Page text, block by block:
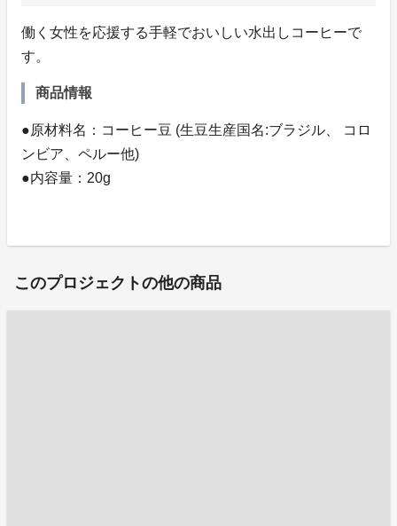
働く女性を応援する手軽でおいしい水出しコーヒーで
す。
商品情報
●原材料名：コーヒー豆 (生豆生産国名:ブラジル、 コロ
ンビア、ペルー他)
●内容量：20g
このプロジェクトの他の商品